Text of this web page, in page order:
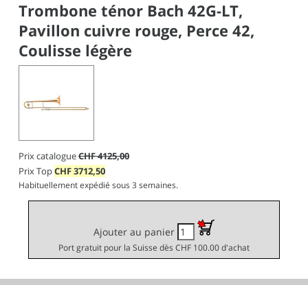
Trombone ténor Bach 42G-LT,
Pavillon cuivre rouge, Perce 42,
Coulisse légère
Prix catalogueCHF 4125,00
Prix TopCHF3712,50
Habituellement expédié sous 3 semaines.
Ajouter au panier
Port gratuit pour la Suisse dès CHF 100.00 d'achat